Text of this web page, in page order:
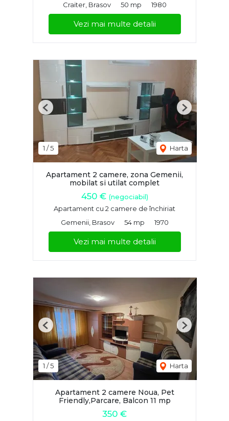
Craiter, Brasov
50 mp 1980
Vezi mai multe detalii
1 /5 Harta
Previous Next
Apartament 2 camere, zona Gemenii,
mobilat si utilat complet
450 € (negociabil)
Apartament cu 2 camere de închiriat
Gemenii, Brasov
54 mp 1970
Vezi mai multe detalii
1 /5 Harta
Previous Next
Apartament 2 camere Noua, Pet
Friendly,Parcare, Balcon 11 mp
350 €